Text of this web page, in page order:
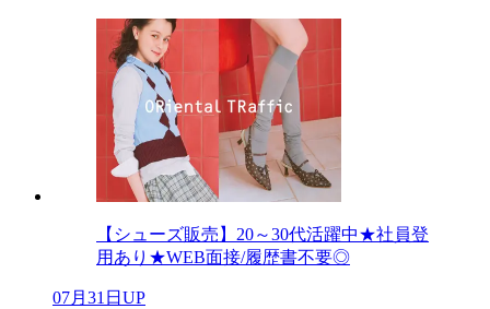
【シューズ販売】20～30代活躍中★社員登
用あり★WEB面接/履歴書不要◎
07月31日UP